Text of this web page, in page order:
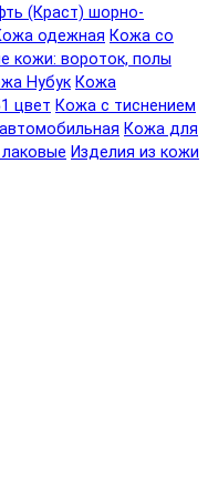
(Краст) шорно-
одежная Кожа со
кожи: вороток, полы
Нубук Кожа
цвет Кожа с тиснением
Кожа для
Изделия из кожи